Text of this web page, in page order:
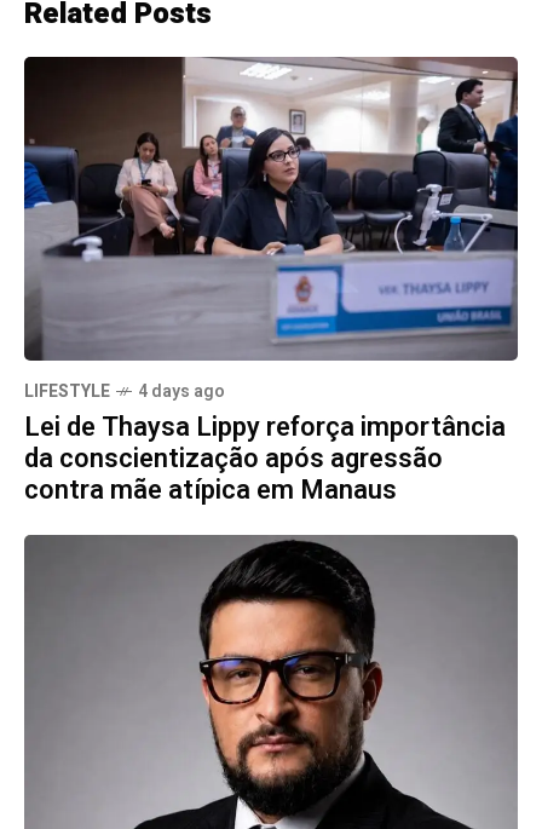
Related Posts
LIFESTYLE 4 days ago
Lei de Thaysa Lippy reforça importância
da conscientização após agressão
contra mãe atípica em Manaus